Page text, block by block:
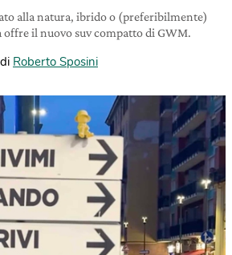
alla natura, ibrido o (preferibilmente)
offre il nuovo suv compatto di GWM.
di Roberto Sposini